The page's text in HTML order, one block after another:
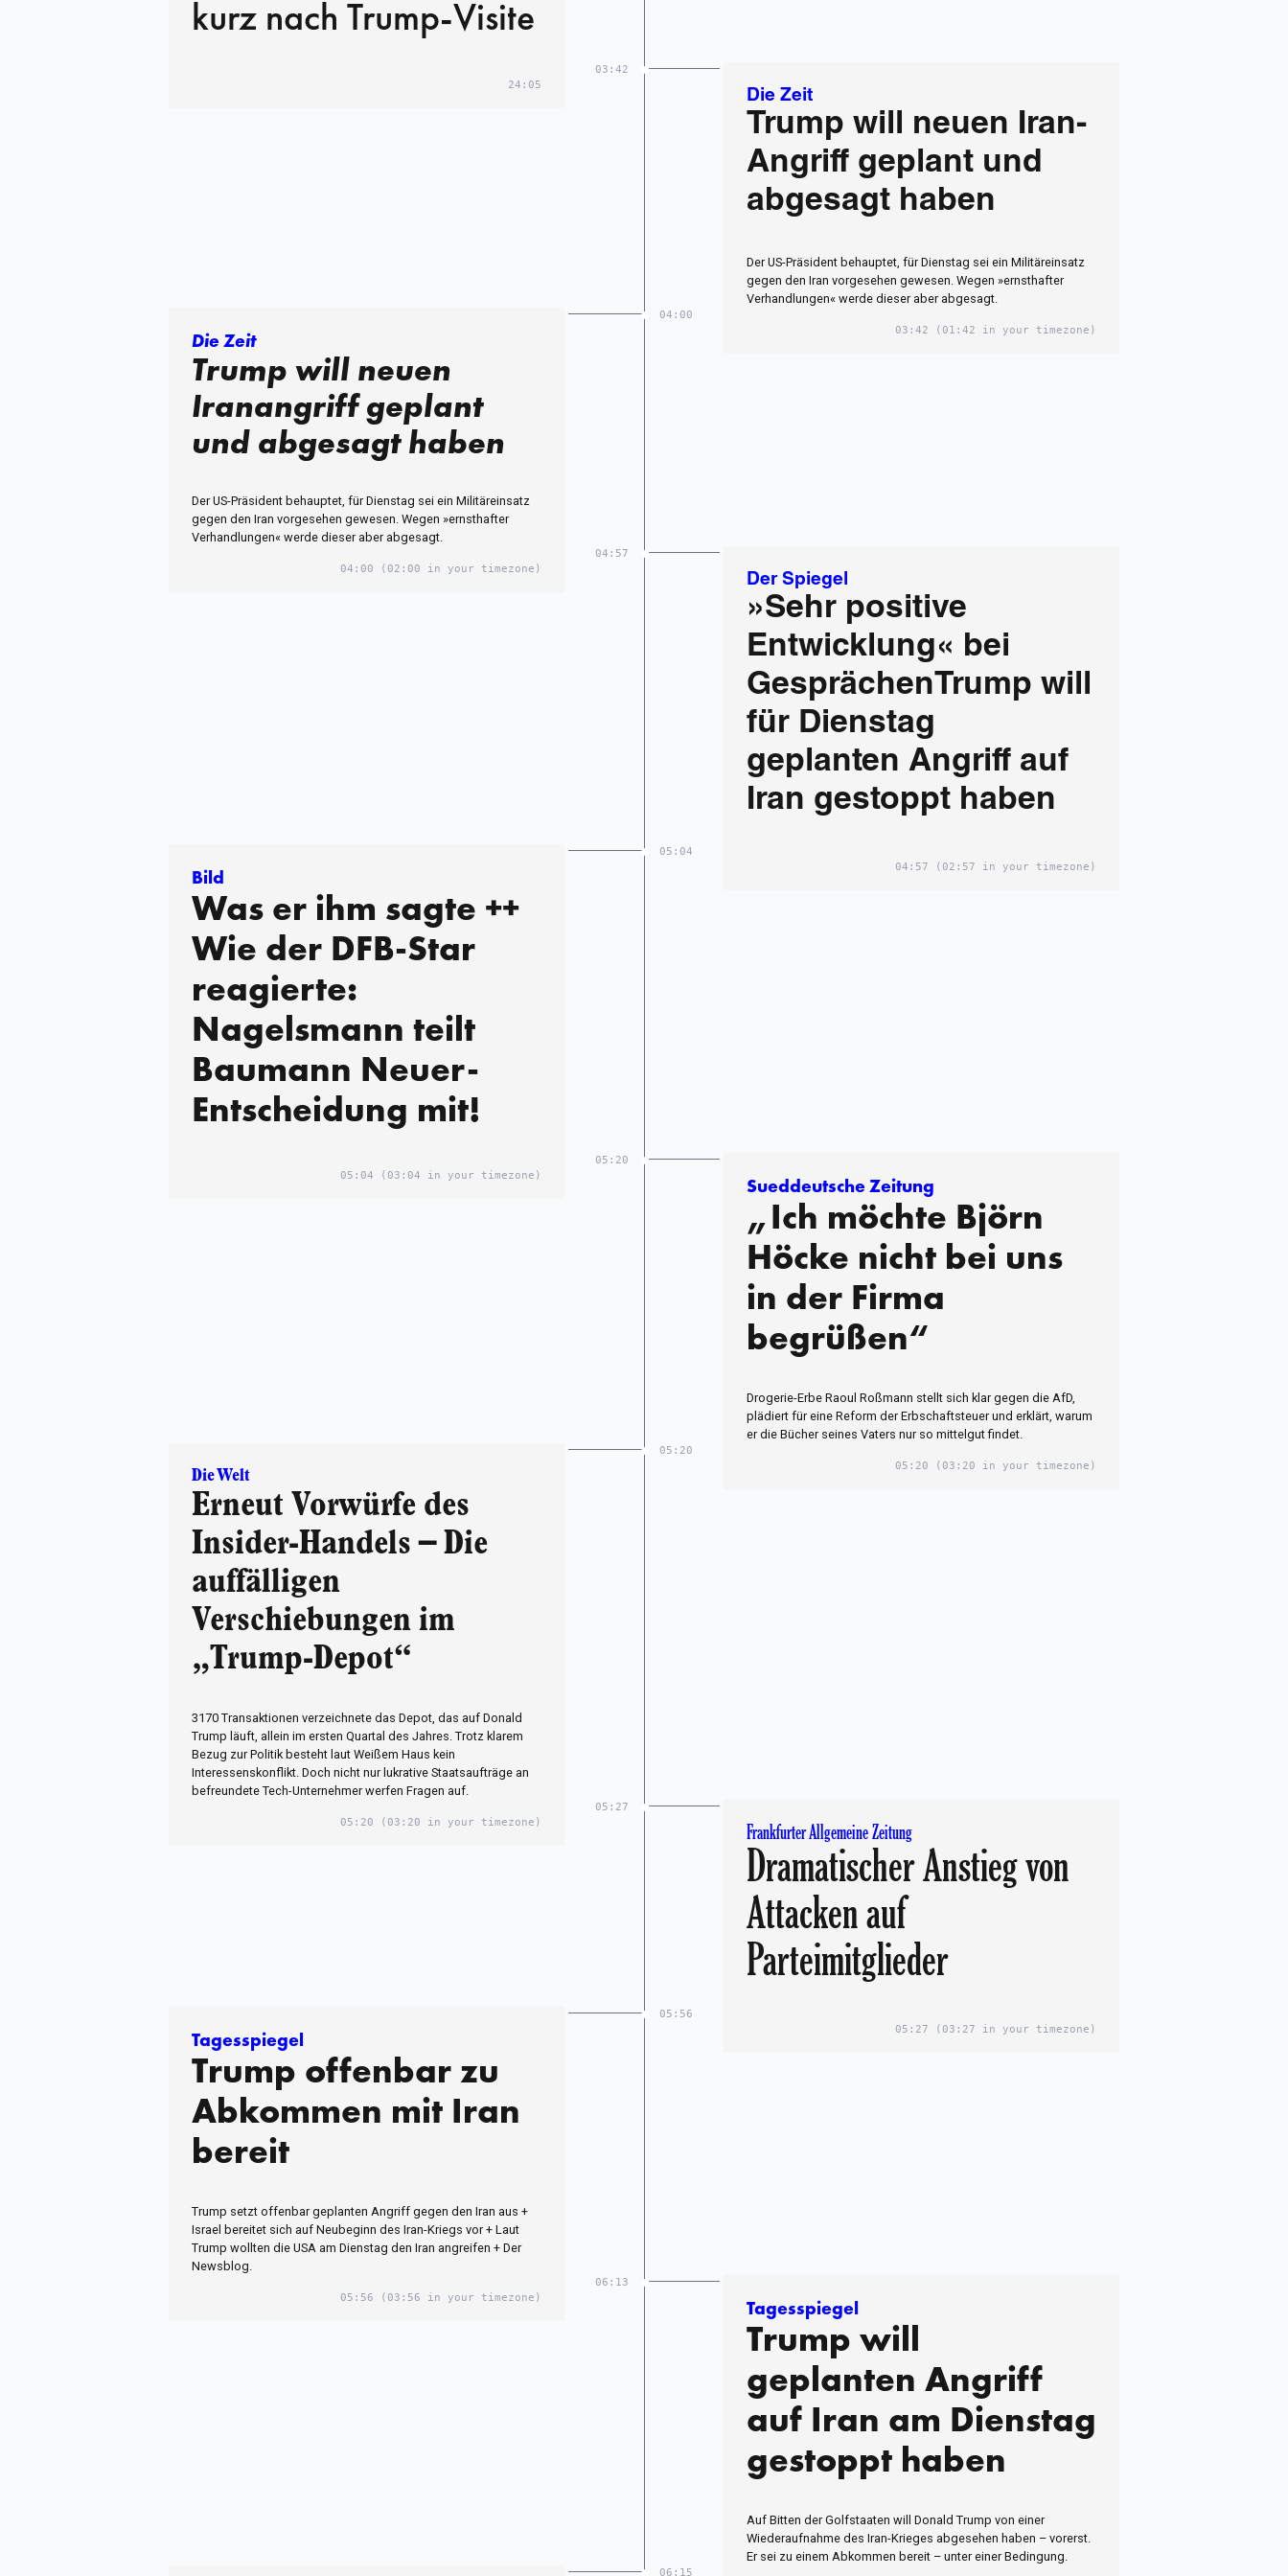
kurz nach Trump-Visite
24:05
03:42
Die Zeit
Trump will neuen Iran-
Angriff geplant und
abgesagt haben
Der US-Präsident behauptet, für Dienstag sei ein Militäreinsatz
gegen den Iran vorgesehen gewesen. Wegen »ernsthafter
Verhandlungen« werde dieser aber abgesagt.
03:42 (01:42 in your timezone)
04:00
Die Zeit
Trump will neuen
Iranangriff geplant
und abgesagt haben
Der US-Präsident behauptet, für Dienstag sei ein Militäreinsatz
gegen den Iran vorgesehen gewesen. Wegen »ernsthafter
Verhandlungen« werde dieser aber abgesagt.
04:00 (02:00 in your timezone)
04:57
Der Spiegel
»Sehr positive
Entwicklung« bei
GesprächenTrump will
für Dienstag
geplanten Angriff auf
Iran gestoppt haben
04:57 (02:57 in your timezone)
05:04
Bild
Was er ihm sagte ++
Wie der DFB-Star
reagierte:
Nagelsmann teilt
Baumann Neuer-
Entscheidung mit!
05:04 (03:04 in your timezone)
05:20
Sueddeutsche Zeitung
„Ich möchte Björn
Höcke nicht bei uns
in der Firma
begrüßen“
Drogerie-Erbe Raoul Roßmann stellt sich klar gegen die AfD,
plädiert für eine Reform der Erbschaftsteuer und erklärt, warum
er die Bücher seines Vaters nur so mittelgut findet.
05:20 (03:20 in your timezone)
05:20
Die Welt
Erneut Vorwürfe des
Insider-Handels – Die
auffälligen
Verschiebungen im
„Trump-Depot“
3170 Transaktionen verzeichnete das Depot, das auf Donald
Trump läuft, allein im ersten Quartal des Jahres. Trotz klarem
Bezug zur Politik besteht laut Weißem Haus kein
Interessenskonflikt. Doch nicht nur lukrative Staatsaufträge an
befreundete Tech-Unternehmer werfen Fragen auf.
05:20 (03:20 in your timezone)
05:27
Frankfurter Allgemeine Zeitung
Dramatischer Anstieg von
Attacken auf
Parteimitglieder
05:27 (03:27 in your timezone)
05:56
Tagesspiegel
Trump offenbar zu
Abkommen mit Iran
bereit
Trump setzt offenbar geplanten Angriff gegen den Iran aus +
Israel bereitet sich auf Neubeginn des Iran-Kriegs vor + Laut
Trump wollten die USA am Dienstag den Iran angreifen + Der
Newsblog.
05:56 (03:56 in your timezone)
06:13
Tagesspiegel
Trump will
geplanten Angriff
auf Iran am Dienstag
gestoppt haben
Auf Bitten der Golfstaaten will Donald Trump von einer
Wiederaufnahme des Iran-Krieges abgesehen haben – vorerst.
Er sei zu einem Abkommen bereit – unter einer Bedingung.
06:15